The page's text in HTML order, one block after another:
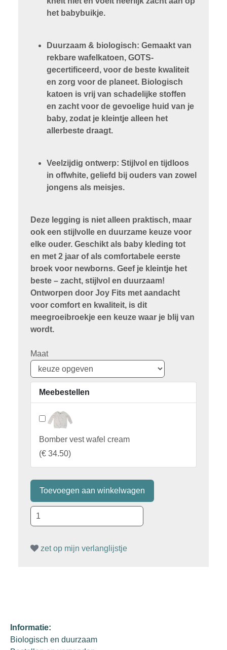
het babybuikje.
Duurzaam & biologisch: Gemaakt van
rekbare wafelkatoen, GOTS-
gecertificeerd, voor de beste kwaliteit
en zorg voor de planeet. Biologisch
katoen is vrij van schadelijke stoffen
en zacht voor de gevoelige huid van je
baby, zodat je kleintje alleen het
allerbeste draagt.
Veelzijdig ontwerp: Stijlvol en tijdloos
in offwhite, geliefd bij ouders van zowel
jongens als meisjes.
Deze legging is niet alleen praktisch, maar
ook een stijlvolle en duurzame keuze voor
elke ouder. Geschikt als baby kleding tot
en met 2 jaar of als comfortabele eerste
broek voor newborns. Geef je kleintje het
beste – zacht, stijlvol en duurzaam!
Ontworpen door Joy Fits met aandacht
voor comfort en kwaliteit, is dit
meegroeibroekje een keuze waar je blij van
wordt.
Maat
Meebestellen
Bomber vest wafel cream
(€ 34.50)
zet op mijn verlanglijstje
Informatie:
Biologisch en duurzaam